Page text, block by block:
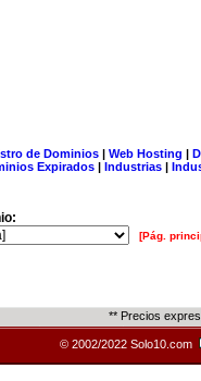
de Dominios| Web Hosting |
Expirados | Industrias |
[Pág.
** Precios
© 2002/2022 Solo10.com